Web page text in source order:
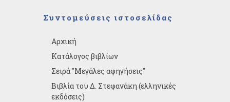
Συντομεύσεις ιστοσελίδας
Αρχική
Κατάλογος βιβλίων
Σειρά "Μεγάλες αφηγήσεις"
Βιβλία του Δ. Στεφανάκη (ελληνικές
εκδόσεις)